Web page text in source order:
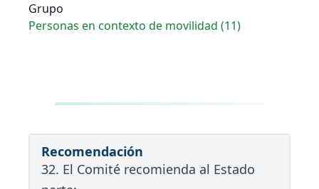
Grupo
Personas en contexto de movilidad (11)
Recomendación
32. El Comité recomienda al Estado